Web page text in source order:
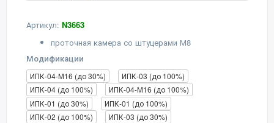
Артикул: N3663
проточная камера со штуцерами М8
Модификации
ИПК-04-М16 (до 30%)
ИПК-03 (до 100%)
ИПК-04 (до 100%)
ИПК-04-М16 (до 100%)
ИПК-01 (до 30%)
ИПК-01 (до 100%)
ИПК-02 (до 100%)
ИПК-03 (до 30%)